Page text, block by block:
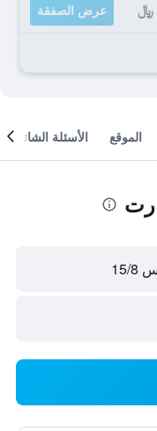
عرض الصفقة
الموقع الأسئلة الشائعة
8